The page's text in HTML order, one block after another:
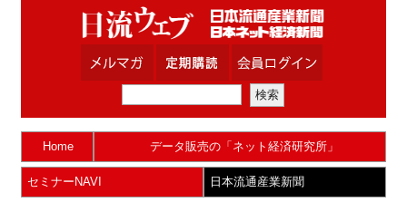
Home データ販売の「ネット経済研究所」
セミナーNAVI 日本流通産業新聞